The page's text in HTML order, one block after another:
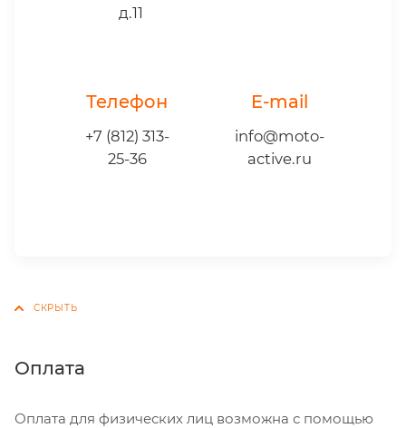
д.11
Телефон
+7 (812) 313-
25-36
E-mail
info@moto-
active.ru
Оплата
Оплата для физических лиц возможна с помощью